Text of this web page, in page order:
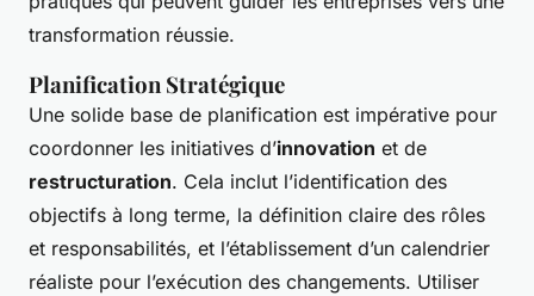
transformation réussie.
Planification Stratégique
Une solide base de planification est impérative pour
coordonner les initiatives d’innovation et de
restructuration. Cela inclut l’identification des
objectifs à long terme, la définition claire des rôles
et responsabilités, et l’établissement d’un calendrier
réaliste pour l’exécution des changements. Utiliser